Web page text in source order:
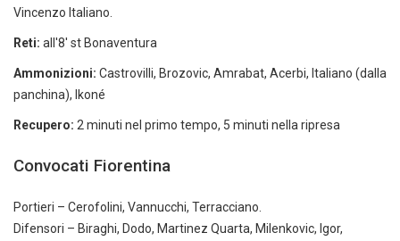
Vincenzo Italiano.
Reti: all'8' st Bonaventura
Ammonizioni: Castrovilli, Brozovic, Amrabat, Acerbi, Italiano (dalla
panchina), Ikoné
Recupero: 2 minuti nel primo tempo, 5 minuti nella ripresa
Convocati Fiorentina
Portieri – Cerofolini, Vannucchi, Terracciano.
Difensori – Biraghi, Dodo, Martinez Quarta, Milenkovic, Igor,